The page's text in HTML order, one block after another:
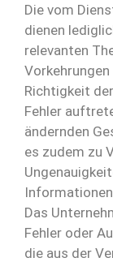
Die vom
dienen
relevanten
Richtigkeit
Fehler
ändernden
es zudem zu
Das
Fehler oder
die aus der